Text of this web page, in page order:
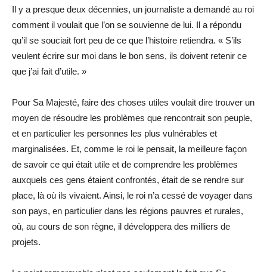
Il y a presque deux décennies, un journaliste a demandé au roi
comment il voulait que l’on se souvienne de lui. Il a répondu
qu’il se souciait fort peu de ce que l’histoire retiendra. « S’ils
veulent écrire sur moi dans le bon sens, ils doivent retenir ce
que j’ai fait d’utile. »
Pour Sa Majesté, faire des choses utiles voulait dire trouver un
moyen de résoudre les problèmes que rencontrait son peuple,
et en particulier les personnes les plus vulnérables et
marginalisées. Et, comme le roi le pensait, la meilleure façon
de savoir ce qui était utile et de comprendre les problèmes
auxquels ces gens étaient confrontés, était de se rendre sur
place, là où ils vivaient. Ainsi, le roi n’a cessé de voyager dans
son pays, en particulier dans les régions pauvres et rurales,
où, au cours de son règne, il développera des milliers de
projets.